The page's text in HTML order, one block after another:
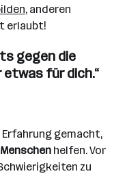
, anderen
erlaubt!
gegen die
für dich.“
gemacht,
helfen. Vor
zu